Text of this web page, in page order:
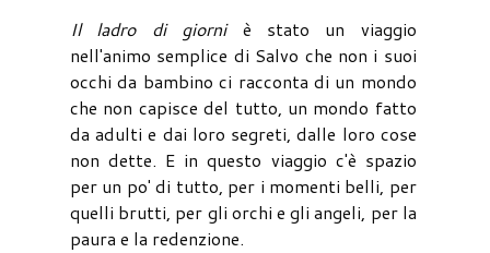
Il ladro di giorniè stato un viaggio
nell'animo semplice di Salvo che non i suoi
occhi da bambino ci racconta di un mondo
che non capisce del tutto, un mondo fatto
da adulti e dai loro segreti, dalle loro cose
non dette. E in questo viaggio c'è spazio
per un po' di tutto, per i momenti belli, per
quelli brutti, per gli orchi e gli angeli, per la
paura e la redenzione.